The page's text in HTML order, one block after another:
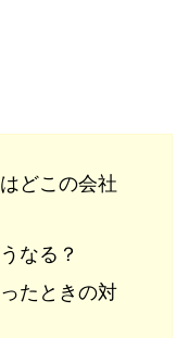
どこの会社
なる？
たときの対